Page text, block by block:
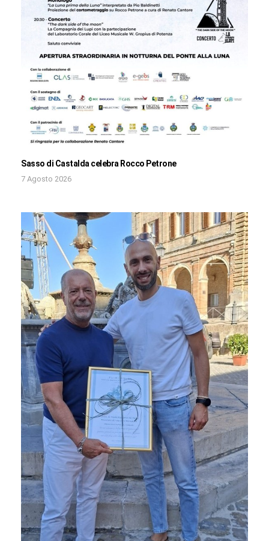
Sasso di Castalda celebra Rocco Petrone
7 Agosto 2026